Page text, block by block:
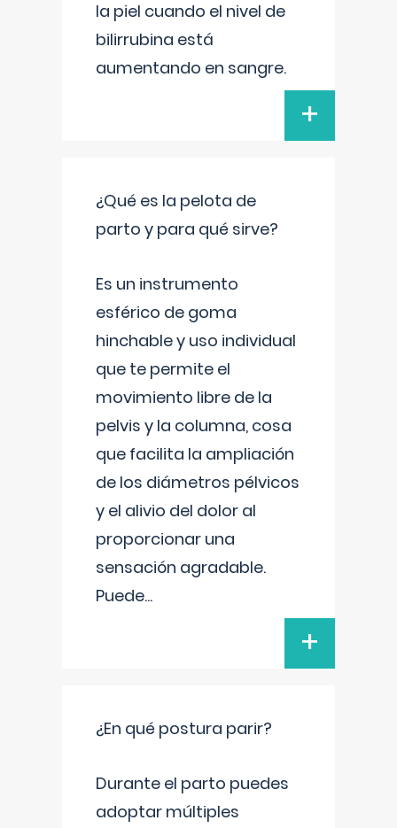
la piel cuando el nivel de
bilirrubina está
aumentando en sangre.
+
¿Qué es la pelota de
parto y para qué sirve?
Es un instrumento
esférico de goma
hinchable y uso individual
que te permite el
movimiento libre de la
pelvis y la columna, cosa
que facilita la ampliación
de los diámetros pélvicos
y el alivio del dolor al
proporcionar una
sensación agradable.
Puede...
+
¿En qué postura parir?
Durante el parto puedes
adoptar múltiples